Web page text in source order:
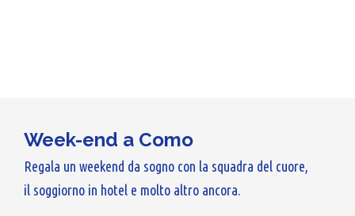
Week-end a Como
Regala un weekend da sogno con la squadra del cuore,
il soggiorno in hotel e molto altro ancora.